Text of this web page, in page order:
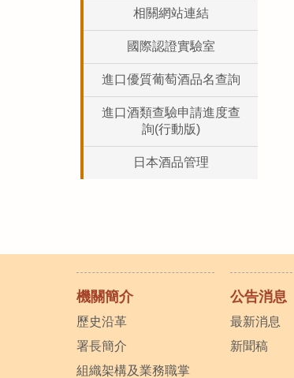
相關網站連結
國際認證實驗室
進口優質葡萄酒品名查詢
進口酒類查驗申請進度查
詢(行動版)
日本酒品管理
機關簡介
歷史沿革
署長簡介
組織架構及業務職掌
公告消息
最新消息
新聞稿